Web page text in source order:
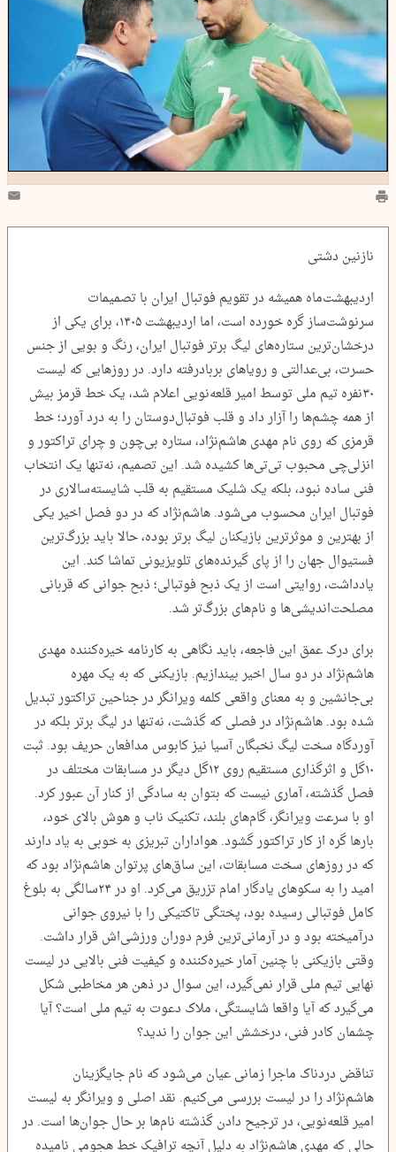
نازنین دشتی
اردیبهشت‌ماه همیشه در تقویم فوتبال ایران با تصمیمات
سرنوشت‌ساز گره خورده است، اما اردیبهشت ۱۴۰۵، برای یکی از
درخشان‌ترین ستاره‌های لیگ برتر فوتبال ایران، رنگ و بویی از جنس
حسرت، بی‌عدالتی و رویاهای بربادرفته دارد. در روزهایی که لیست
۳۰‌نفره تیم ملی توسط امیر قلعه‌نویی اعلام شد، یک خط قرمز بیش
از همه چشم‌ها را آزار داد و قلب فوتبال‌دوستان را به درد آورد؛ خط
قرمزی که روی نام مهدی هاشم‌نژاد، ستاره بی‌چون و چرای تراکتور و
انزلی‌چی محبوب تی‌تی‌ها کشیده شد. این تصمیم، نه‌تنها یک انتخاب
فنی ساده نبود، بلکه یک شلیک مستقیم به قلب شایسته‌سالاری در
فوتبال ایران محسوب می‌شود. هاشم‌نژاد که در دو فصل اخیر یکی
از بهترین و موثرترین بازیکنان لیگ برتر بوده، حالا باید بزرگ‌ترین
فستیوال جهان را از پای گیرنده‌های تلویزیونی تماشا کند. این
یادداشت، روایتی است از یک ذبح فوتبالی؛ ذبح جوانی که قربانی
مصلحت‌اندیشی‌ها و نام‌های بزرگ‌تر شد.
برای درک عمق این فاجعه، باید نگاهی به کارنامه خیره‌کننده مهدی
هاشم‌نژاد در دو سال اخیر بیندازیم. بازیکنی که به یک مهره
بی‌جانشین و به معنای واقعی کلمه ویرانگر در جناحین تراکتور تبدیل
شده بود. هاشم‌نژاد در فصلی که گذشت، نه‌تنها در لیگ برتر بلکه در
آوردگاه سخت لیگ نخبگان آسیا نیز کابوس مدافعان حریف بود. ثبت
۱۰‌گل و اثرگذاری مستقیم روی ۱۲‌گل دیگر در مسابقات مختلف در
فصل گذشته، آماری نیست که بتوان به سادگی از کنار آن عبور کرد.
او با سرعت ویرانگر، گام‌های بلند، تکنیک ناب و هوش بالای خود،
بارها گره از کار تراکتور گشود. هواداران تبریزی به خوبی به یاد دارند
که در روزهای سخت مسابقات، این ساق‌های پرتوان هاشم‌نژاد بود که
امید را به سکوهای یادگار امام تزریق می‌کرد. او در ۲۴‌سالگی به بلوغ
کامل فوتبالی رسیده بود، پختگی تاکتیکی را با نیروی جوانی
درآمیخته بود و در آرمانی‌ترین فرم دوران ورزشی‌اش قرار داشت.
وقتی بازیکنی با چنین آمار خیره‌کننده و کیفیت فنی بالایی در لیست
نهایی تیم ملی قرار نمی‌گیرد، این سوال در ذهن هر مخاطبی شکل
می‌گیرد که آیا واقعا شایستگی، ملاک دعوت به تیم ملی است؟ آیا
چشمان کادر فنی، درخشش این جوان را ندید؟
تناقض دردناک ماجرا زمانی عیان می‌شود که نام جایگزینان
هاشم‌نژاد را در لیست بررسی می‌کنیم. نقد اصلی و ویرانگر به لیست
امیر قلعه‌نویی، در ترجیح دادن گذشته نام‌ها بر حال جوان‌ها است. در
حالی که مهدی هاشم‌نژاد به دلیل آنچه ترافیک خط هجومی نامیده